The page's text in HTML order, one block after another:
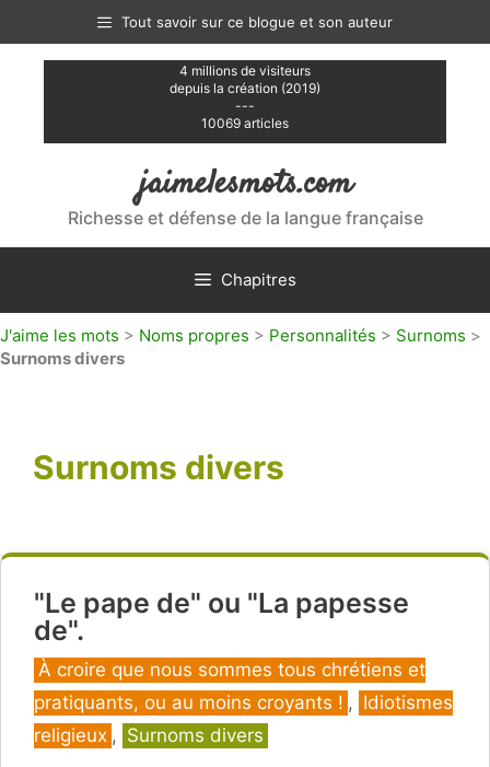
contenu
Tout savoir sur ce blogue et son auteur
4 millions de visiteurs
depuis la création (2019)
---
10069 articles
jaimelesmots.com
Richesse et défense de la langue française
Chapitres
J'aime les mots > Noms propres > Personnalités > Surnoms >
Surnoms divers
Surnoms divers
"Le pape de" ou "La papesse
de".
Catégories
À croire que nous sommes tous chrétiens et
pratiquants, ou au moins croyants ! , Idiotismes
religieux , Surnoms divers